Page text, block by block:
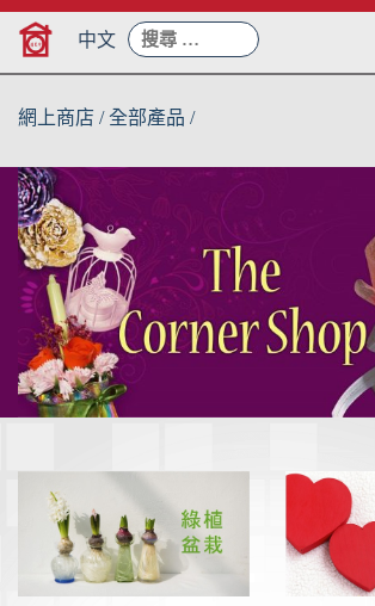
Skip
中文 搜
尋：
網上商店 / 全部產品 /